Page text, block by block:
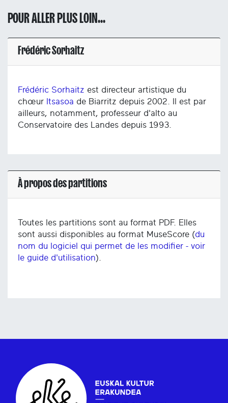
POUR ALLER PLUS LOIN...
Frédéric Sorhaitz
Frédéric Sorhaitz est directeur artistique du
chœur Itsasoa de Biarritz depuis 2002. Il est par
ailleurs, notamment, professeur d'alto au
Conservatoire des Landes depuis 1993.
À propos des partitions
Toutes les partitions sont au format PDF. Elles
sont aussi disponibles au format MuseScore (du
nom du logiciel qui permet de les modifier - voir
le guide d'utilisation).